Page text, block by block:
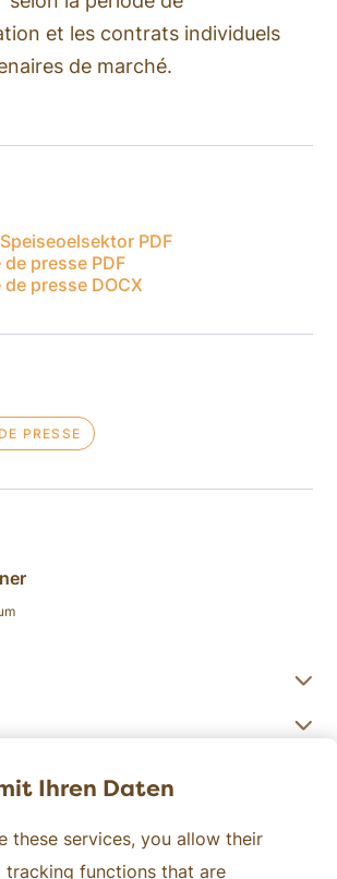
et les contrats individuels
de marché.
PDF
presse PDF
presse DOCX
PRESSE
Ihren Daten
these services, you allow their
tracking functions that are